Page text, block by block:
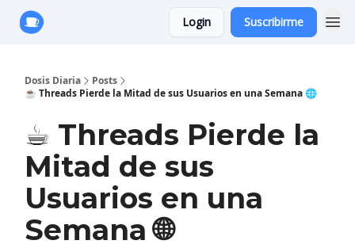
Login Suscribirme
Dosis Diaria
Posts
☕️ Threads Pierde la Mitad de sus Usuarios en una Semana 🌐
☕️ Threads Pierde la
Mitad de sus
Usuarios en una
Semana 🌐